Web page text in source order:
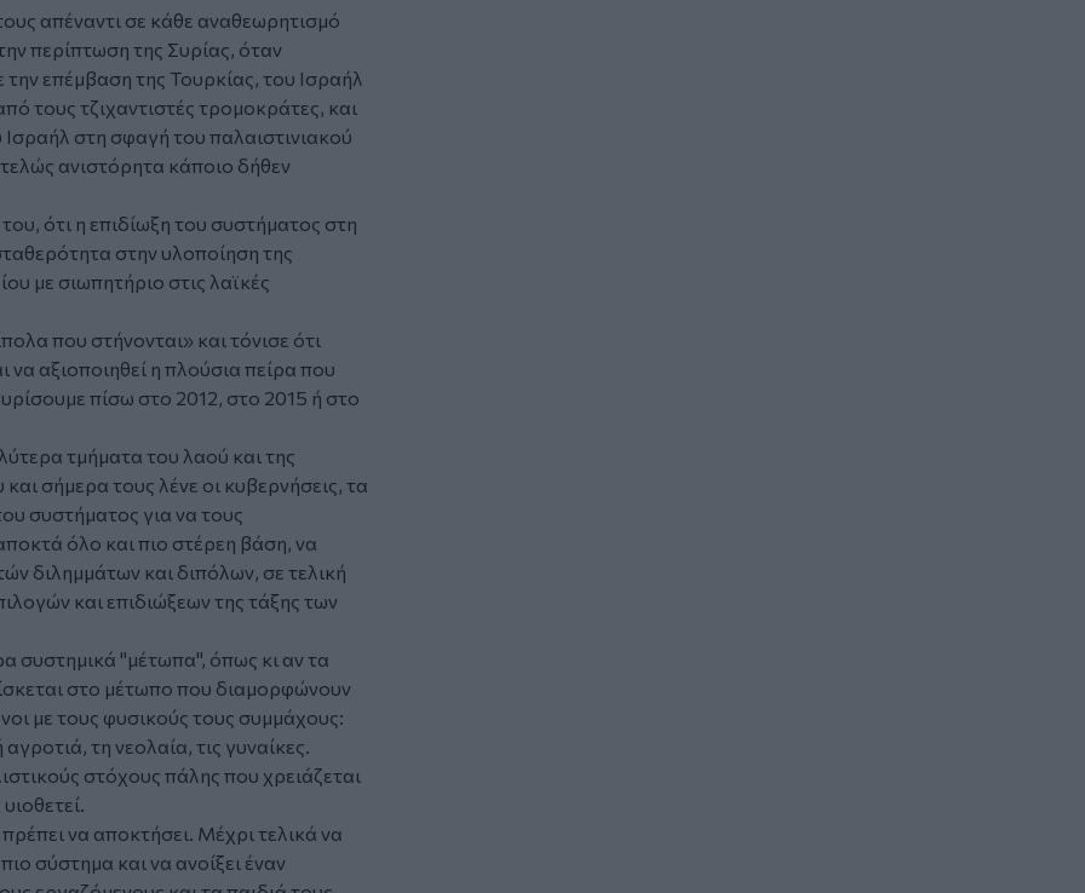
απέναντι σε κάθε αναθεωρητισμό
περίπτωση της Συρίας, όταν
επέμβαση της Τουρκίας, του Ισραήλ
τους τζιχαντιστές τρομοκράτες, και
στη σφαγή του παλαιστινιακού
ανιστόρητα κάποιο δήθεν
ότι η επιδίωξη του συστήματος στη
στην υλοποίηση της
με σιωπητήριο στις λαϊκές
που στήνονται» και τόνισε ότι
να αξιοποιηθεί η πλούσια πείρα που
πίσω στο 2012, στο 2015 ή στο
τμήματα του λαού και της
σήμερα τους λένε οι κυβερνήσεις, τα
συστήματος για να τους
όλο και πιο στέρεη βάση, να
διλημμάτων και διπόλων, σε τελική
και επιδιώξεων της τάξης των
συστημικά "μέτωπα", όπως κι αν τα
στο μέτωπο που διαμορφώνουν
με τους φυσικούς τους συμμάχους:
τη νεολαία, τις γυναίκες.
στόχους πάλης που χρειάζεται
να αποκτήσει. Μέχρι τελικά να
σύστημα και να ανοίξει έναν